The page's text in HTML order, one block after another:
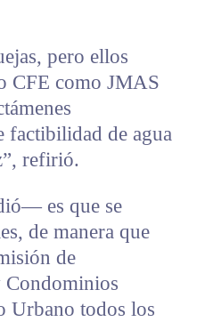
pero ellos
CFE como JMAS
factibilidad de agua
refirió.
es que se
de manera que
de
Condominios
Urbano todos los